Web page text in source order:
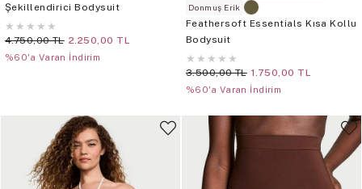
Şekillendirici Bodysuit
★ ★ ★ ★ ★
4.750,00 TL 2.250,00 TL
%60'a Varan İndirim
Donmuş Erik
Feathersoft Essentials Kısa Kollu
Bodysuit
★ ★ ★ ★ ★
3.500,00 TL 1.750,00 TL
%60'a Varan İndirim